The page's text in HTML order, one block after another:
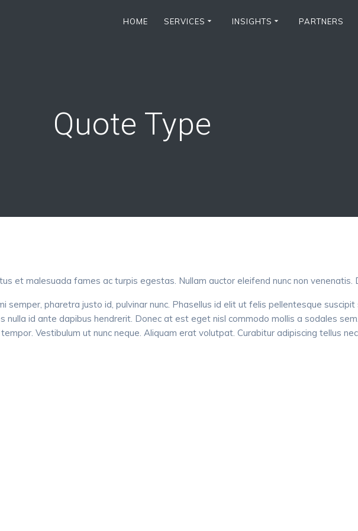
HOME SERVICES INSIGHTS PARTNERS
Quote Type
et malesuada fames ac turpis egestas. Nullam auctor eleifend nunc non venenatis.
semper, pharetra justo id, pulvinar nunc. Phasellus id elit ut felis pellentesque
nulla id ante dapibus hendrerit. Donec at est eget nisl commodo mollis a sodales
Vestibulum ut nunc neque. Aliquam erat volutpat. Curabitur adipiscing tellus